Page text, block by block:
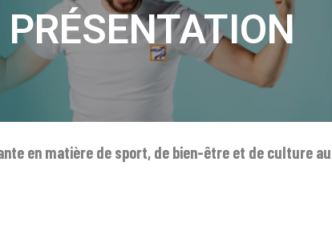
PRÉSENTATION
en matière de sport, de bien-être et de culture